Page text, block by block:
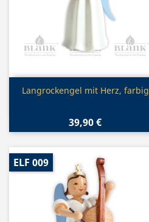
Vorschau
Langrockengel mit Herz, farbig
39,90 €
ELF 009